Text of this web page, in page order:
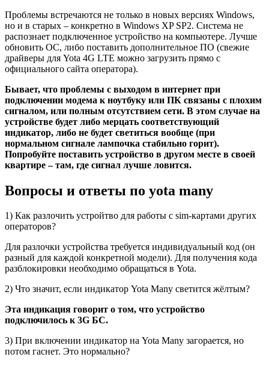
Проблемы встречаются не только в новых версиях Windows,
но и в старых – конкретно в Windows XP SP2. Система не
распознает подключенное устройство на компьютере. Лучше
обновить ОС, либо поставить дополнительное ПО (свежие
драйверы для Yota 4G LTE можно загрузить прямо с
официального сайта оператора).
Бывает, что проблемы с выходом в интернет при
подключении модема к ноутбуку или ПК связаны с плохим
сигналом, или полным отсутствием сети. В этом случае на
устройстве будет либо мерцать соответствующий
индикатор, либо не будет светиться вообще (при
нормальном сигнале лампочка стабильно горит).
Попробуйте поставить устройство в другом месте в своей
квартире – там, где сигнал лучше ловится.
Вопросы и ответы по yota many
1) Как разлочить устройтво для работы с sim-картами других
операторов?
Для разлочки устройства требуется индивидуальный код (он
разный для каждой конкретной модели). Для получения кода
разблокировки необходимо обращаться в Yota.
2) Что значит, если индикатор Yota Many светится жёлтым?
Эта индикация говорит о том, что устройство
подключилось к 3G БС.
3) При включении индикатор на Yota Many загорается, но
потом гаснет. Это нормально?